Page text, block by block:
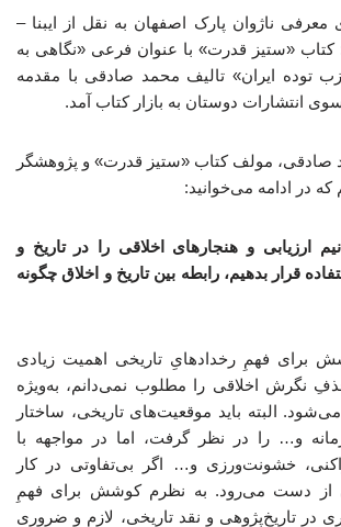
ناژوان پارک اصفهان به نقل از ایبنا –
«ستیز قدرت» با عنوان فرعی «نگاهی به
توده ایران» تالیف محمد صادقی با مقدمه
انتشارات دوستان به بازار کتاب آمد.
صادقی، مولف کتاب «ستیز قدرت» و پژوهشگر
در ادامه می‌خوانید:
ارزیابی و هنجارهای اخلاقی را در تاریخ و
قرار بدهیم، رابطه بین تاریخ و اخلاق چگونه
برای فهمِ رخدادهایِ تاریخی اهمیت زیادی
نگرش اخلاقی را مطلوب نمی‌دانم، به‌ویژه
البته باید موقعیت‌های تاریخی، ساختار
و… را در نظر گرفت، اما در مواجهه با
خشونت‌ورزی و… اگر بی‌تفاوتی در کار
از دست می‌رود. به نظرم کوشش برای فهمِ
تاریخ‌پژوهی و نقد تاریخی، لازم و ضروری